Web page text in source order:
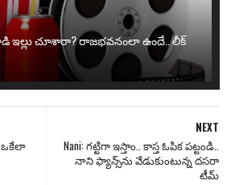
గాడి ఇల్లు చూశారా? రాజభవనంలా ఉందే.. లీక్
NEXT
Nani: గట్టిగా ఇస్తాం.. కాస్త ఓపిక పట్టండి..
నాని ఫ్యాన్స్‌ను వేడుకుంటున్న దసరా
టీమ్
ఒకేలా